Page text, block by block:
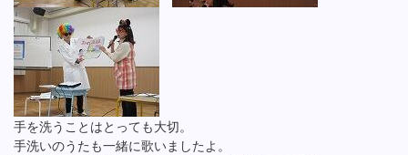
手を洗うことはとっても大切。
手洗いのうたも一緒に歌いましたよ。